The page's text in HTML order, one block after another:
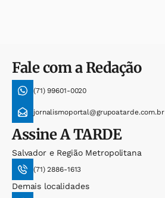
Fale com a Redação
(71) 99601-0020
jornalismoportal@grupoatarde.com.br
AssineA TARDE
Salvador e Região Metropolitana
(71) 2886-1613
Demais localidades